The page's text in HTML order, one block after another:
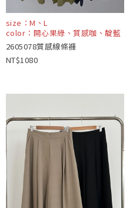
size：M、L
color：開心果綠、質感咖、靛藍
2605078質感線條褲
1080